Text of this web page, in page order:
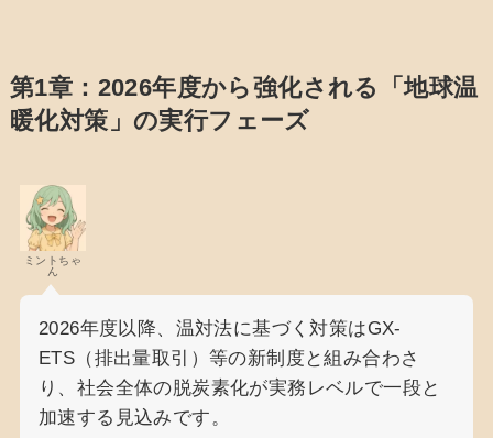
第1章：2026年度から強化される「地球温
暖化対策」の実行フェーズ
ミントちゃ
ん
2026年度以降、温対法に基づく対策はGX-
ETS（排出量取引）等の新制度と組み合わさ
り、社会全体の脱炭素化が実務レベルで一段と
加速する見込みです。